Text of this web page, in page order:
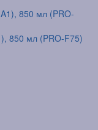
850 мл (PRO-F75)